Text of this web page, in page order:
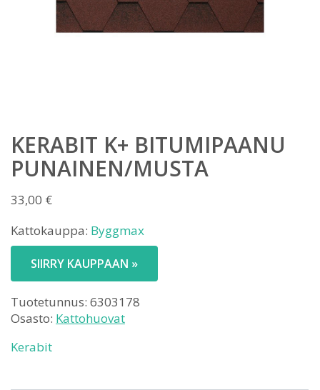
KERABIT K+ BITUMIPAANU
PUNAINEN/MUSTA
33,00 €
Kattokauppa: Byggmax
SIIRRY KAUPPAAN »
Tuotetunnus: 6303178
Osasto: Kattohuovat
Kerabit